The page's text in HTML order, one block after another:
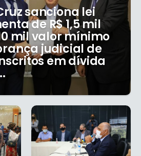
sanciona lei
de R$ 1,5 mil
mil valor mínimo
judicial de
em dívida